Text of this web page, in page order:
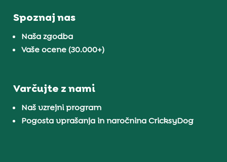
Spoznaj nas
Naša zgodba
Vaše ocene (30.000+)
Varčujte z nami
Naš vzrejni program
Pogosta vprašanja in naročnina CricksyDog